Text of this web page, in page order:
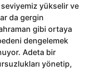
seviyemiz yükselir ve
da gergin
gibi ortaya
dengelemek
Adeta bir
yönetip,